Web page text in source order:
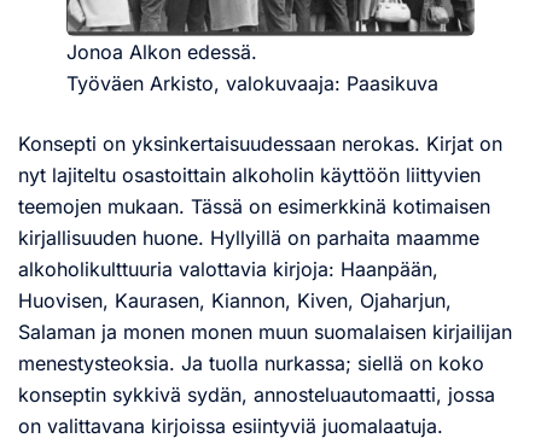
Jonoa Alkon edessä.
Työväen Arkisto, valokuvaaja: Paasikuva
Konsepti on yksinkertaisuudessaan nerokas. Kirjat on
nyt lajiteltu osastoittain alkoholin käyttöön liittyvien
teemojen mukaan. Tässä on esimerkkinä kotimaisen
kirjallisuuden huone. Hyllyillä on parhaita maamme
alkoholikulttuuria valottavia kirjoja: Haanpään,
Huovisen, Kaurasen, Kiannon, Kiven, Ojaharjun,
Salaman ja monen monen muun suomalaisen kirjailijan
menestysteoksia. Ja tuolla nurkassa; siellä on koko
konseptin sykkivä sydän, annosteluautomaatti, jossa
on valittavana kirjoissa esiintyviä juomalaatuja.